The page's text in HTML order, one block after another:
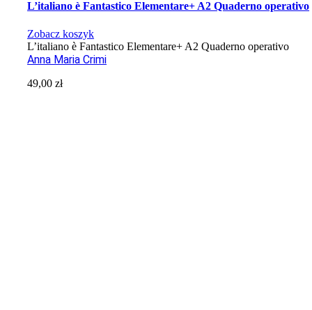
L’italiano è Fantastico Elementare+ A2 Quaderno operativo
Zobacz koszyk
L’italiano è Fantastico Elementare+ A2 Quaderno operativo
Anna Maria Crimi
49,00zł